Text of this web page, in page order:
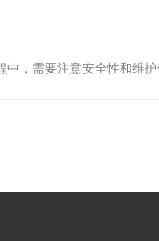
需要注意安全性和维护